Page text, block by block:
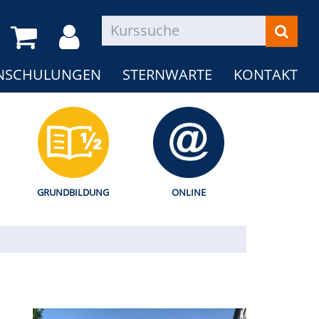
STERNWARTE KONTAKT
GRUNDBILDUNG ONLINE